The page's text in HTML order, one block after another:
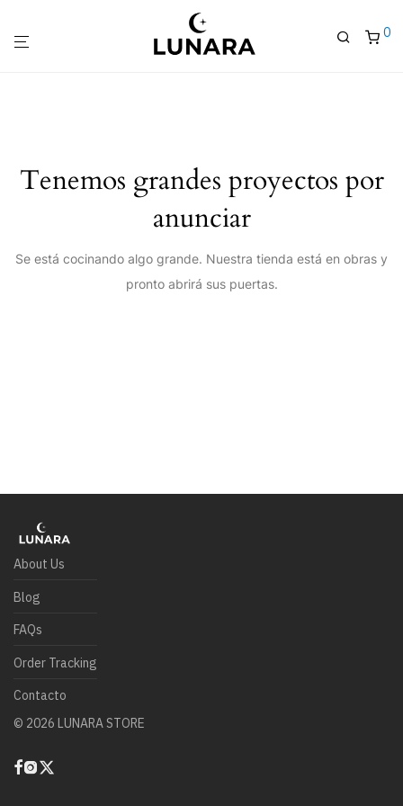
0
Tenemos grandes proyectos por
anunciar
Se está cocinando algo grande. Nuestra tienda está en obras y
pronto abrirá sus puertas.
About Us
Blog
FAQs
Order Tracking
Contacto
© 2026 LUNARA STORE